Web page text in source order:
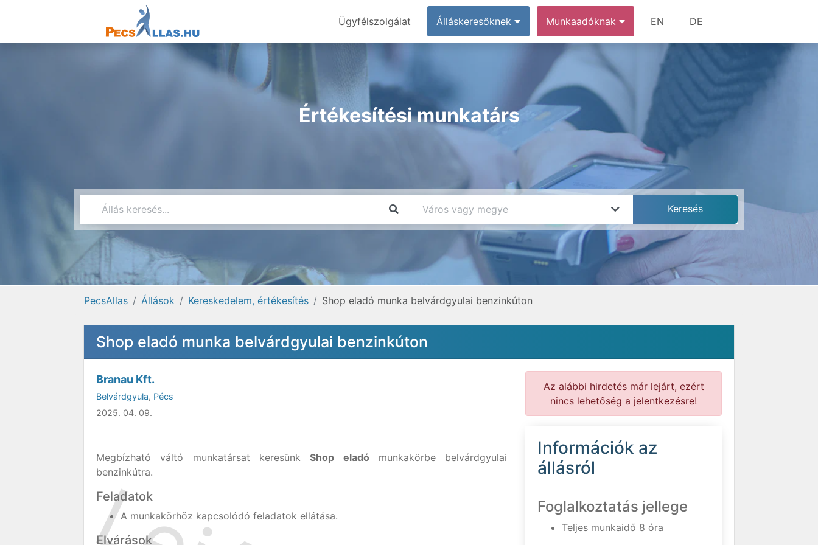
Ügyfélszolgálat Álláskeresőknek Munkaadóknak EN DE
Értékesítési munkatárs
PecsAllas Állások Kereskedelem, értékesítés Shop eladó munka belvárdgyulai benzinkúton
Shop eladó munka belvárdgyulai benzinkúton
Branau Kft.
Belvárdgyula, Pécs
2025. 04. 09.
Megbízható váltó munkatársat keresünkShop eladó munkakörbe belvárdgyulai
benzinkútra.
Feladatok
A munkakörhöz kapcsolódó feladatok ellátása.
Elvárások
Az alábbi hirdetés már lejárt, ezért
nincs lehetőség a jelentkezésre!
Információk az
állásról
Foglalkoztatás jellege
Teljes munkaidő 8 óra